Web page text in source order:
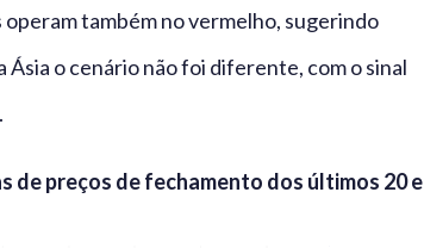
também no vermelho, sugerindo
Ásia o cenário não foi diferente, com o sinal
de preços de fechamento dos últimos 20 e